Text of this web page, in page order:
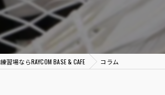
習場ならRAYCOM BASE & CAFE コラム